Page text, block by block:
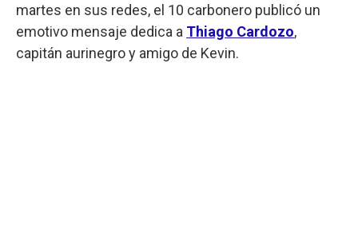
martes en sus redes, el 10 carbonero publicó un
emotivo mensaje dedica a Thiago Cardozo,
capitán aurinegro y amigo de Kevin.